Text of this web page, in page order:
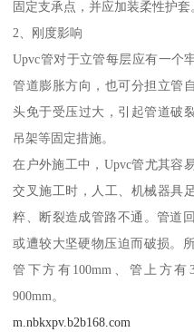
固定支承点，并应加装柔性护套
2、刚度影响
Upvc管对于立管每层应有一个
管道膨胀方向，也可分担立管
头免于受压过大，引起管道破
吊架等固定措施。
在户外施工中，Upvc管尤其容
交叉施工时，人工、机械器具
粹、断裂造成管路不通。管道
或遭较大坚硬物压迫而破损。
管下方有100mm、管上方
900mm。
m.nbkxpv.b2b168.com